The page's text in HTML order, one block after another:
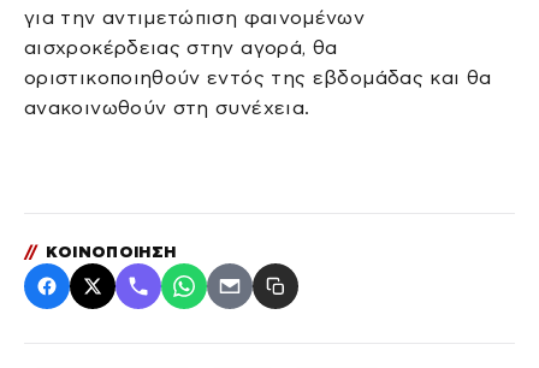
για την αντιμετώπιση φαινομένων
αισχροκέρδειας στην αγορά, θα
οριστικοποιηθούν εντός της εβδομάδας και θα
ανακοινωθούν στη συνέχεια.
// ΚΟΙΝΟΠΟΙΗΣΗ